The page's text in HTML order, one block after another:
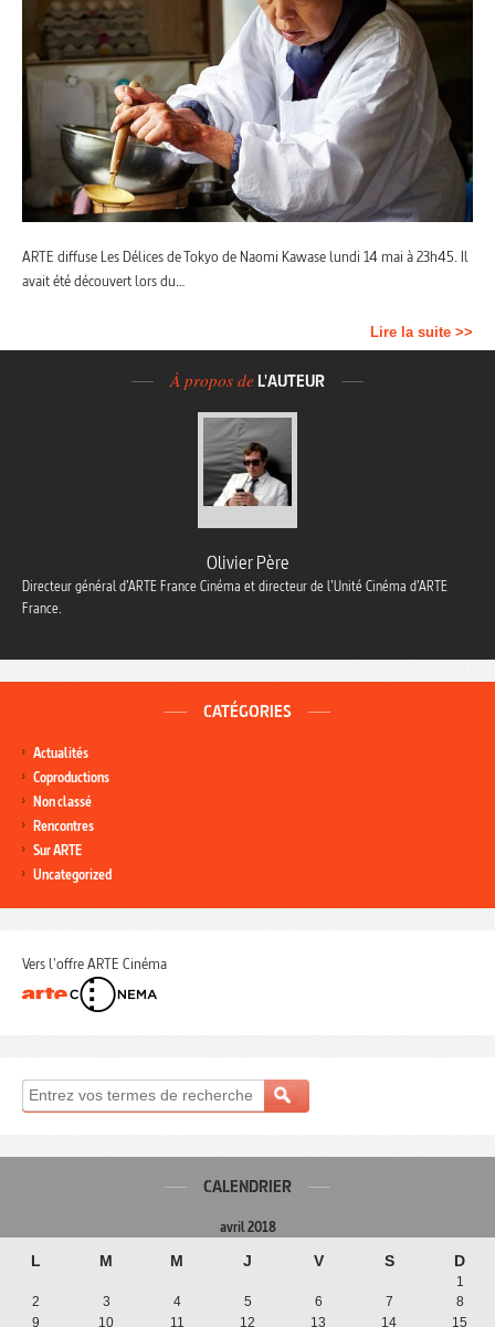
ARTE diffuse Les Délices de Tokyo de Naomi Kawase lundi 14 mai à 23h45. Il
avait été découvert lors du…
Lire la suite >>
À propos de L'AUTEUR
Olivier Père
Directeur général d’ARTE France Cinéma et directeur de l’Unité Cinéma d’ARTE
France.
CATÉGORIES
Actualités
Coproductions
Non classé
Rencontres
Sur ARTE
Uncategorized
Vers l'offre ARTE Cinéma
CALENDRIER
avril 2018
L M M J V S D
1
2
3 4 5 6 7
8
9
10 11 12 13 14
15